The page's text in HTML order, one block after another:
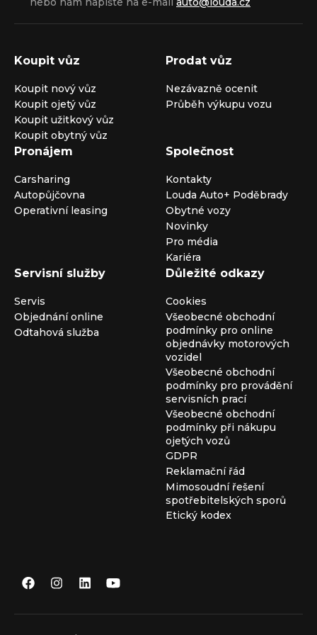
Koupit vůz
Koupit nový vůz
Koupit ojetý vůz
Koupit užitkový vůz
Koupit obytný vůz
Prodat vůz
Nezávazně ocenit
Průběh výkupu vozu
Pronájem
Carsharing
Autopůjčovna
Operativní leasing
Společnost
Kontakty
Louda Auto+ Poděbrady
Obytné vozy
Novinky
Pro média
Kariéra
Servisní služby
Servis
Objednání online
Odtahová služba
Důležité odkazy
Cookies
Všeobecné obchodní
podmínky pro online
objednávky motorových
vozidel
Všeobecné obchodní
podmínky pro provádění
servisních prací
Všeobecné obchodní
podmínky při nákupu
ojetých vozů
GDPR
Reklamační řád
Mimosoudní řešení
spotřebitelských sporů
Etický kodex